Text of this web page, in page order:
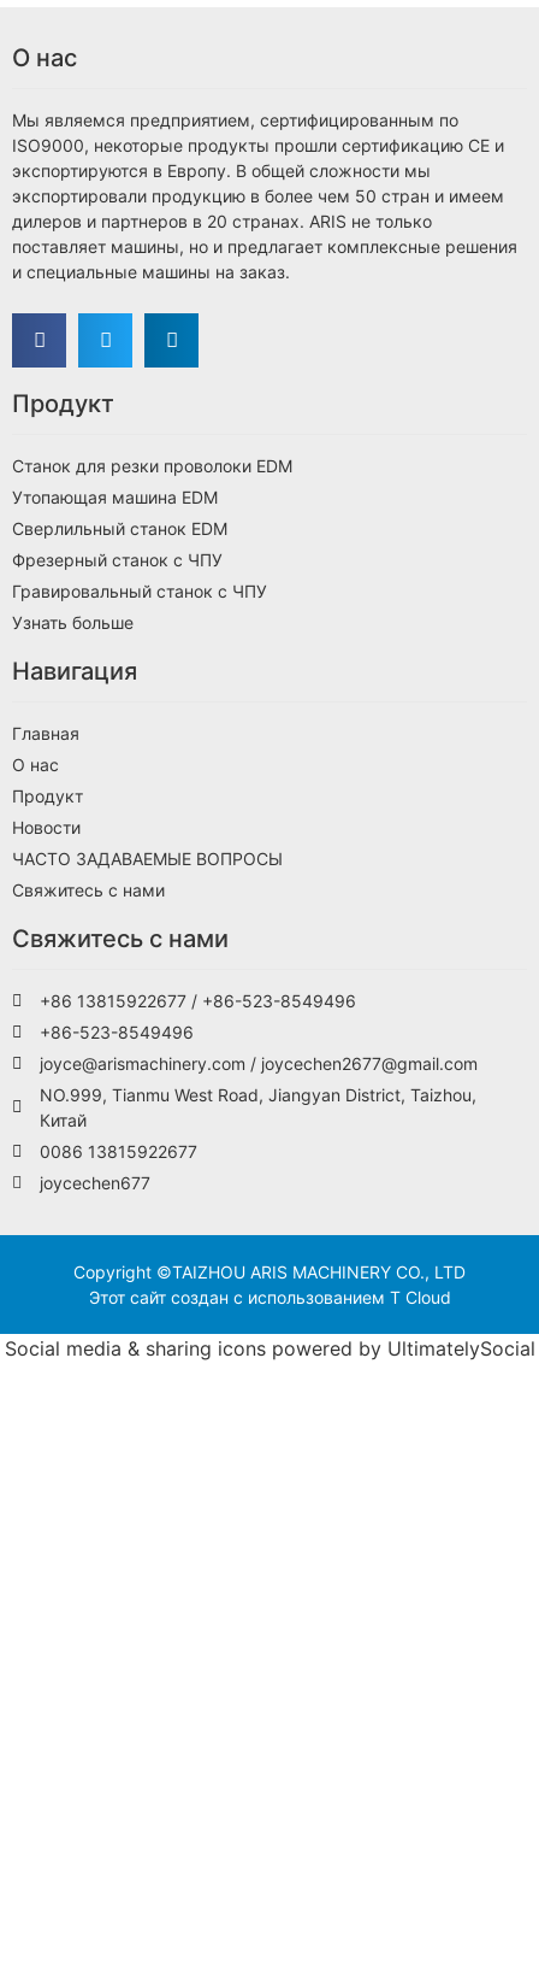
О нас
Мы являемся предприятием, сертифицированным по
ISO9000, некоторые продукты прошли сертификацию CE и
экспортируются в Европу. В общей сложности мы
экспортировали продукцию в более чем 50 стран и имеем
дилеров и партнеров в 20 странах. ARIS не только
поставляет машины, но и предлагает комплексные решения
и специальные машины на заказ.
Продукт
Станок для резки проволоки EDM
Утопающая машина EDM
Сверлильный станок EDM
Фрезерный станок с ЧПУ
Гравировальный станок с ЧПУ
Узнать больше
Навигация
Главная
О нас
Продукт
Новости
ЧАСТО ЗАДАВАЕМЫЕ ВОПРОСЫ
Свяжитесь с нами
Свяжитесь с нами
+86 13815922677 / +86-523-8549496
+86-523-8549496
joyce@arismachinery.com / joycechen2677@gmail.com
NO.999, Tianmu West Road, Jiangyan District, Taizhou,
Китай
0086 13815922677
joycechen677
Copyright ©TAIZHOU ARIS MACHINERY CO., LTD
Этот сайт создан с использованием T Cloud
Social media & sharing icons powered by UltimatelySocial